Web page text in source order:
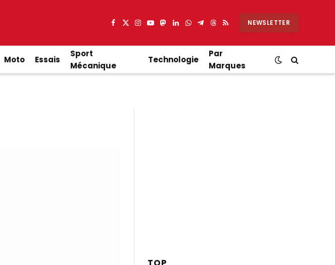
Facebook
X
Instagram
YouTube
Mastodon
LinkedIn
WhatsApp
Partager
Telegram
Threads
RSS NEWSLETTER
Moto Essais
Sport
Mécanique
Technologie
Par
Marques